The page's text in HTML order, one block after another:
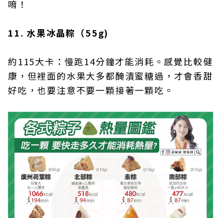
唷！
11. 水果冰晶粽（55g)
約115大卡：慢跑14分鐘才能消耗。感覺比較健
康，但裡面的水果大多都醃漬蜜糖過，才會香甜
好吃，也要注意不要一顆接著一顆吃。